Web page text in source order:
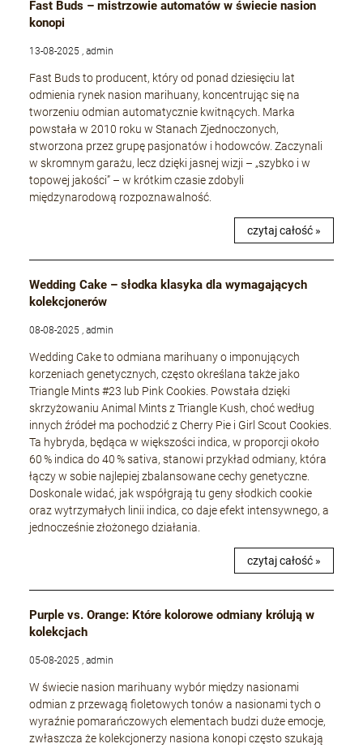
Fast Buds – mistrzowie automatów w świecie nasion
konopi
13-08-2025 , admin
Fast Buds to producent, który od ponad dziesięciu lat
odmienia rynek nasion marihuany, koncentrując się na
tworzeniu odmian automatycznie kwitnących. Marka
powstała w 2010 roku w Stanach Zjednoczonych,
stworzona przez grupę pasjonatów i hodowców. Zaczynali
w skromnym garażu, lecz dzięki jasnej wizji – „szybko i w
topowej jakości” – w krótkim czasie zdobyli
międzynarodową rozpoznawalność.
czytaj całość »
Wedding Cake – słodka klasyka dla wymagających
kolekcjonerów
08-08-2025 , admin
Wedding Cake to odmiana marihuany o imponujących
korzeniach genetycznych, często określana także jako
Triangle Mints #23 lub Pink Cookies. Powstała dzięki
skrzyżowaniu Animal Mints z Triangle Kush, choć według
innych źródeł ma pochodzić z Cherry Pie i Girl Scout Cookies.
Ta hybryda, będąca w większości indica, w proporcji około
60 % indica do 40 % sativa, stanowi przykład odmiany, która
łączy w sobie najlepiej zbalansowane cechy genetyczne.
Doskonale widać, jak współgrają tu geny słodkich cookie
oraz wytrzymałych linii indica, co daje efekt intensywnego, a
jednocześnie złożonego działania.
czytaj całość »
Purple vs. Orange: Które kolorowe odmiany królują w
kolekcjach
05-08-2025 , admin
W świecie nasion marihuany wybór między nasionami
odmian z przewagą fioletowych tonów a nasionami tych o
wyraźnie pomarańczowych elementach budzi duże emocje,
zwłaszcza że kolekcjonerzy nasiona konopi często szukają